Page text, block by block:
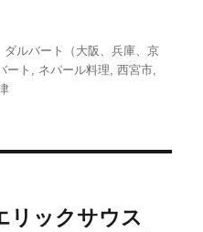
カ
テ
ゴ
ダルバート（大阪、兵庫、京
ート , ネパール料理,西宮市,
リックサウス